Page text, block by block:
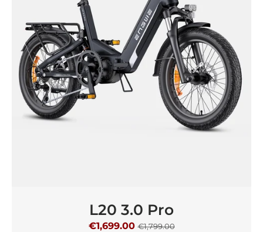
L20 3.0 Pro
€1,699.00€1,799.00